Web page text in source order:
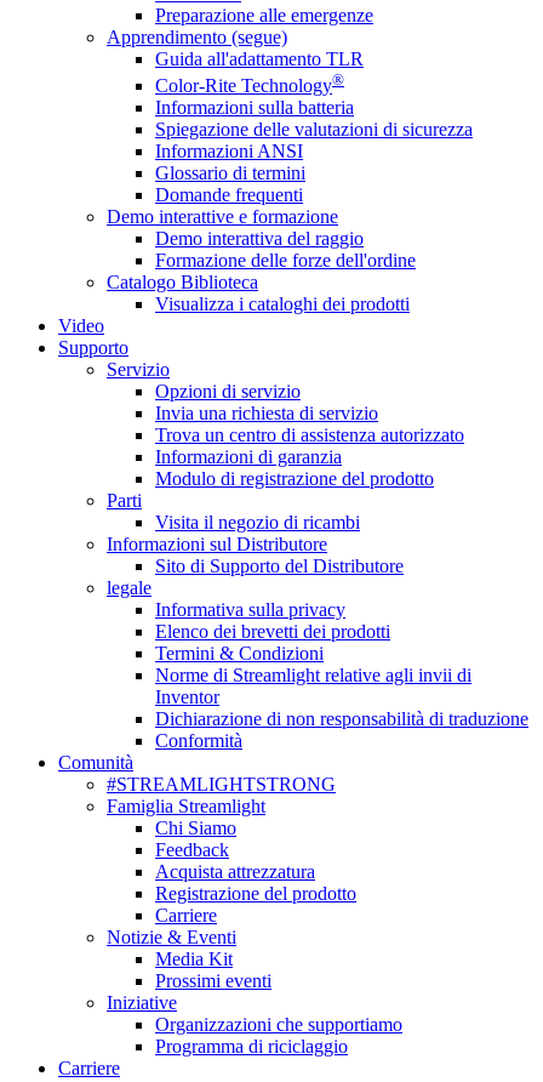
Preparazione alle emergenze
Apprendimento (segue)
Guida all'adattamento TLR
Color-Rite Technology®
Informazioni sulla batteria
Spiegazione delle valutazioni di sicurezza
Informazioni ANSI
Glossario di termini
Domande frequenti
Demo interattive e formazione
Demo interattiva del raggio
Formazione delle forze dell'ordine
Catalogo Biblioteca
Visualizza i cataloghi dei prodotti
Video
Supporto
Servizio
Opzioni di servizio
Invia una richiesta di servizio
Trova un centro di assistenza autorizzato
Informazioni di garanzia
Modulo di registrazione del prodotto
Parti
Visita il negozio di ricambi
Informazioni sul Distributore
Sito di Supporto del Distributore
legale
Informativa sulla privacy
Elenco dei brevetti dei prodotti
Termini & Condizioni
Norme di Streamlight relative agli invii di
Inventor
Dichiarazione di non responsabilità di traduzione
Conformità
Comunità
#STREAMLIGHTSTRONG
Famiglia Streamlight
Chi Siamo
Feedback
Acquista attrezzatura
Registrazione del prodotto
Carriere
Notizie & Eventi
Media Kit
Prossimi eventi
Iniziative
Organizzazioni che supportiamo
Programma di riciclaggio
Carriere